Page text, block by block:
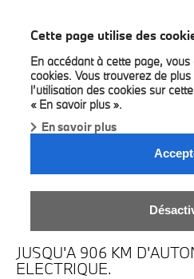
Cette page utilise des
En accédant à cette page, vous
cookies. Vous trouverez de
l’utilisation des cookies sur
« En savoir plus ».
En savoir plus
LA
FIRST
JUSQU'A 906 KM
ELECTRIQUE.